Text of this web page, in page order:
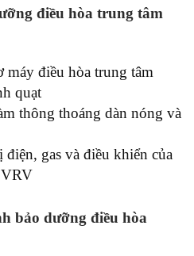
điều hòa trung tâm
máy điều hòa trung tâm
quạt
thông thoáng dàn nóng và
điện, gas và điều khiển của
VRV
bảo dưỡng điều hòa